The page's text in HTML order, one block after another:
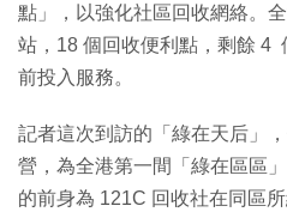
點」，以強化社區回收網絡。
站，18 個回收便利點，剩餘 4
前投入服務。
記者這次到訪的「綠在天后」
營，為全港第一間「綠在區區
的前身為 121C 回收社在同區